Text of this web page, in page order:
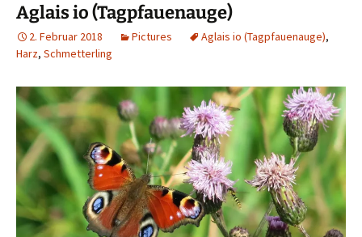
Aglais io (Tagpfauenauge)
2. Februar 2018 Pictures Aglais io (Tagpfauenauge),
Harz, Schmetterling